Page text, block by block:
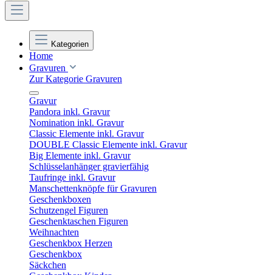
Kategorien
Home
Gravuren
Zur Kategorie Gravuren
Gravur
Pandora inkl. Gravur
Nomination inkl. Gravur
Classic Elemente inkl. Gravur
DOUBLE Classic Elemente inkl. Gravur
Big Elemente inkl. Gravur
Schlüsselanhänger gravierfähig
Taufringe inkl. Gravur
Manschettenknöpfe für Gravuren
Geschenkboxen
Schutzengel Figuren
Geschenktaschen Figuren
Weihnachten
Geschenkbox Herzen
Geschenkbox
Säckchen